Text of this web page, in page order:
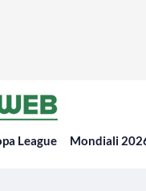
League Mondiali